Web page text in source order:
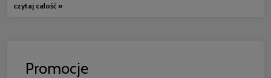
czytaj całość »
Promocje